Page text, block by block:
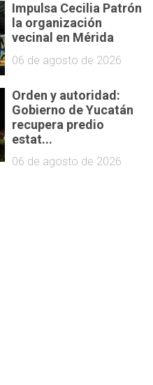
Impulsa Cecilia Patrón
la organización
vecinal en Mérida
06 de agosto de 2026
Orden y autoridad:
Gobierno de Yucatán
recupera predio
estat...
06 de agosto de 2026